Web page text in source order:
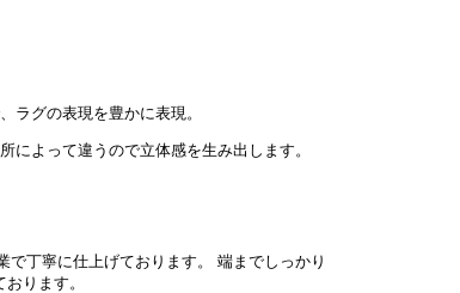
ラグの表現を豊かに表現。
によって違うので立体感を生み出します。
端までしっかり
ります。